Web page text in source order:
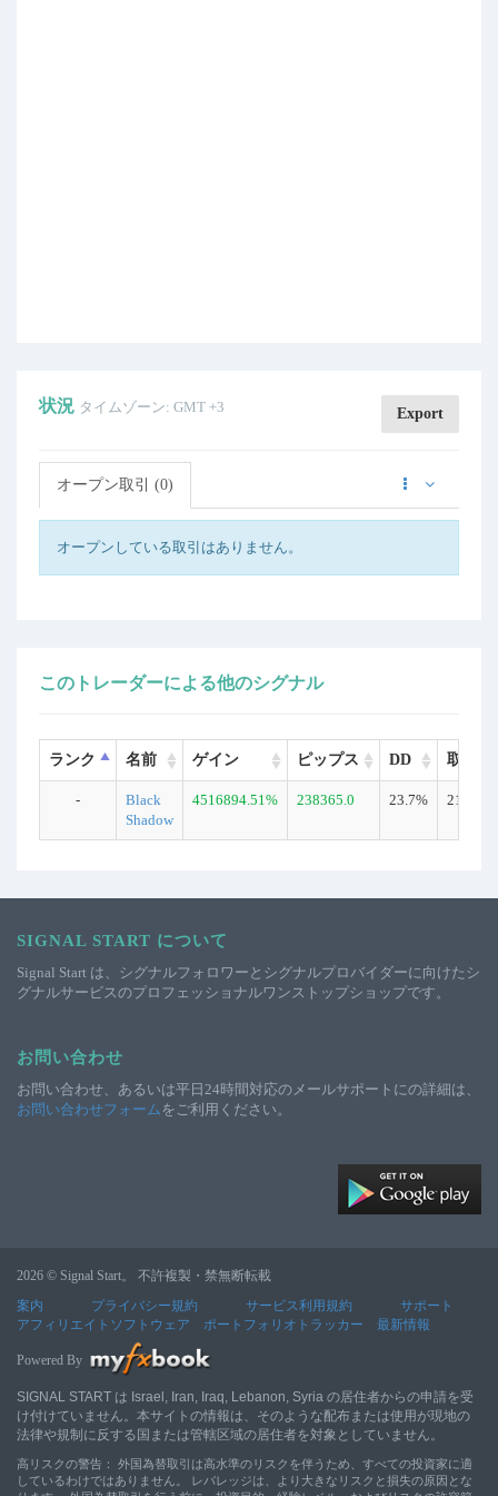
状況 タイムゾーン: GMT +3 Export
オープン取引 (0)
オープンしている取引はありません。
このトレーダーによる他のシグナル
ランク 名前 ゲイン ピップス DD 取引数
-
Black
Shadow
4516894.51% 238365.0 23.7% 2132
SIGNAL START について
Signal Start は、シグナルフォロワーとシグナルプロバイダーに向けたシ
グナルサービスのプロフェッショナルワンストップショップです。
お問い合わせ
お問い合わせ、あるいは平日24時間対応のメールサポートにの詳細は、
お問い合わせフォームをご利用ください。
2026 © Signal Start。 不許複製・禁無断転載
案内
プライバシー規約 サービス利用規約
サポート
アフィリエイトソフトウェア
ポートフォリオトラッカー 最新情報
Powered By
SIGNAL START は Israel, Iran, Iraq, Lebanon, Syria の居住者からの申請を受
け付けていません。本サイトの情報は、そのような配布または使用が現地の
法律や規制に反する国または管轄区域の居住者を対象としていません。
高リスクの警告： 外国為替取引は高水準のリスクを伴うため、すべての投資家に適
しているわけではありません。 レバレッジは、より大きなリスクと損失の原因とな